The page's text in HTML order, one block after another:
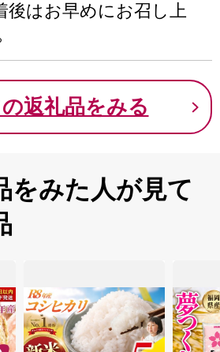
後はお早めにお召し上
返礼品をみる
をみた人が見て